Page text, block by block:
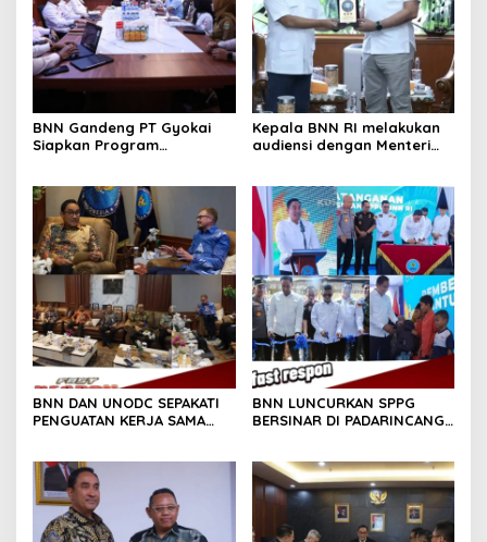
BNN Gandeng PT Gyokai
Siapkan Program
Kepala BNN RI melakukan
audiensi dengan Menteri
BNN DAN UNODC SEPAKATI
PENGUATAN KERJA SAMA
BNN LUNCURKAN SPPG
BERSINAR DI PADARINCANG,
PEMBERDAYAAAN SOSIAL